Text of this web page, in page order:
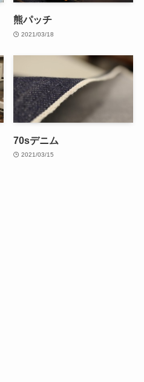
熊パッチ
2021/03/18
70sデニム
2021/03/15